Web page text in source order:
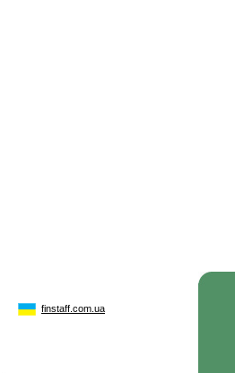
finstaff.com.ua